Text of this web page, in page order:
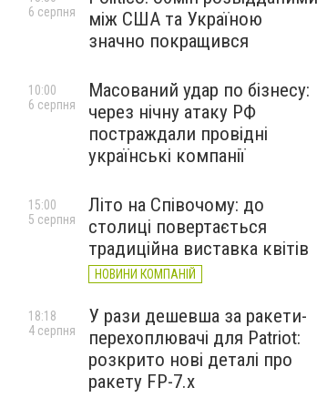
між США та Україною
значно покращився
6 серпня
Масований удар по бізнесу:
через нічну атаку РФ
постраждали провідні
українські компанії
10:00
6 серпня
Літо на Співочому: до
столиці повертається
традиційна виставка квітів
НОВИНИ КОМПАНІЙ
15:00
5 серпня
У рази дешевша за ракети-
перехоплювачі для Patriot:
розкрито нові деталі про
ракету FP-7.x
18:18
4 серпня